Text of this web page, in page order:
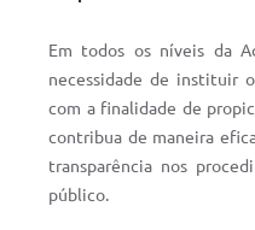
Em todos os níveis da
necessidade de instituir
com a finalidade de
contribua de maneira
transparência nos
público.